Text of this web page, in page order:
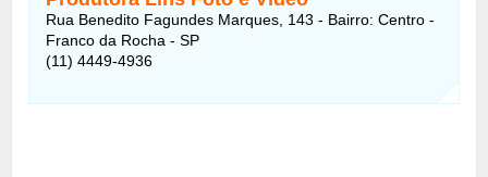
Rua Benedito Fagundes Marques, 143 - Bairro: Centro -
Franco da Rocha - SP
(11) 4449-4936